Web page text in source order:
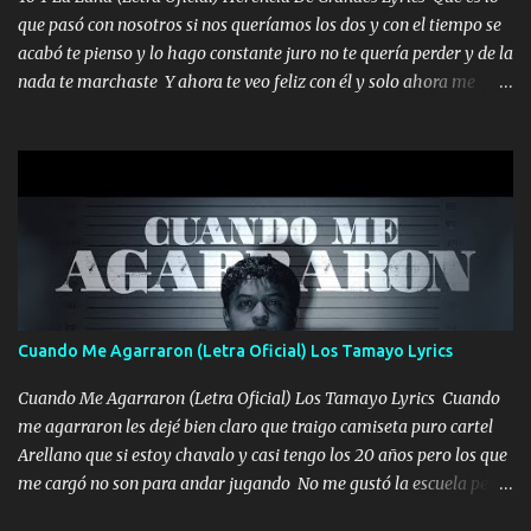
tengo de mi mente no se va, en mi corazón me llevo lo mismo que
tu papá, a veces me pongo triste porque no puedo mirarte, mas se
que tu me escuchas porque tu eres mi gran ángel, El desespero me
que pasó con nosotros si nos queríamos los dos y con el tiempo se
acabó te pienso y lo hago constante juro no te quería perder y de la
nada te marchaste Y ahora te veo feliz con él y solo ahora me
pero eso ya no va a pasar me perderé en la soledad Porque me
mirabas bonito si yo no fui el final feliz el final fue triste pa mí Y
duele no tenerte aquí sabiendo que moría por ti yo y la luna
cantamos y por ti nos embriagamos Quién sabe qué será de mí si
contigo fui muy feliz a lo mejor no lloró pero muy en el fondo te
adoro
Cuando Me Agarraron (Letra Oficial) Los Tamayo Lyrics
Cuando Me Agarraron (Letra Oficial) Los Tamayo Lyrics Cuando
me agarraron les dejé bien claro que traigo camiseta puro cartel
Arellano que si estoy chavalo y casi tengo los 20 años pero los que
me cargó no son para andar jugando No me gustó la escuela pero